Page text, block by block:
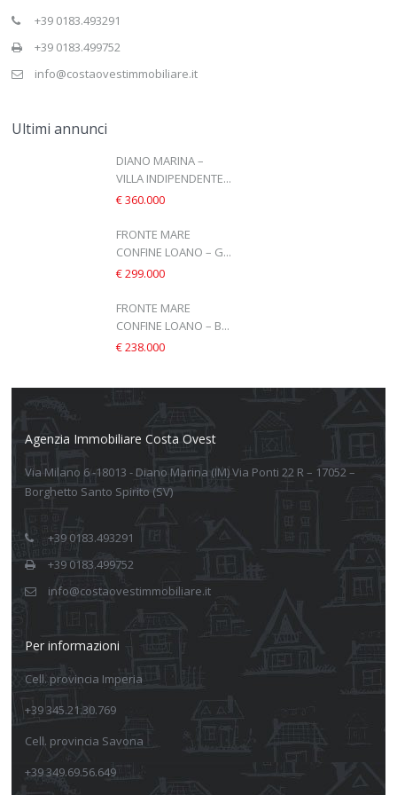
+39 0183.493291
+39 0183.499752
info@costaovestimmobiliare.it
Ultimi annunci
DIANO MARINA –
VILLA INDIPENDENTE...
€ 360.000
FRONTE MARE
CONFINE LOANO – G...
€ 299.000
FRONTE MARE
CONFINE LOANO – B...
€ 238.000
Agenzia Immobiliare Costa Ovest
Via Milano 6 -18013 - Diano Marina (IM) Via Ponti 22 R – 17052 –
Borghetto Santo Spirito (SV)
+39 0183.493291
+39 0183.499752
info@costaovestimmobiliare.it
Per informazioni
Cell. provincia Imperia
+39 345.21.30.769
Cell. provincia Savona
+39 349.69.56.649